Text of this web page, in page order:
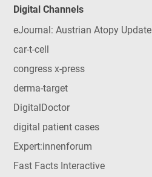
Digital Channels
eJournal: Austrian Atopy Update
car-t-cell
congress x-press
derma-target
DigitalDoctor
digital patient cases
Expert:innenforum
Fast Facts Interactive